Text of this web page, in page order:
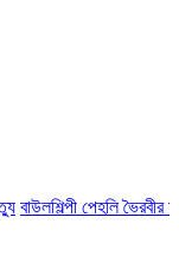
বাউলশিল্পী পেহলি ভৈরবীর